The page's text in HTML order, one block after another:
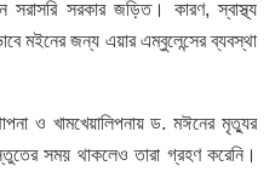
সরাসরি সরকার জড়িত। কারণ, স্বাস্থ্য
মইনের জন্য এয়ার এম্বুলেন্সের ব্যবস্থা
ও খামখেয়ালিপনায় ড. মঈনের মৃত্যুর
সময় থাকলেও তারা গ্রহণ করেনি।